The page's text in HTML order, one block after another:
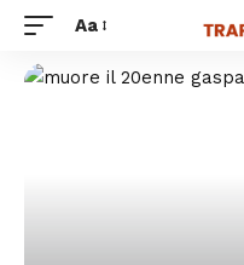
Aa